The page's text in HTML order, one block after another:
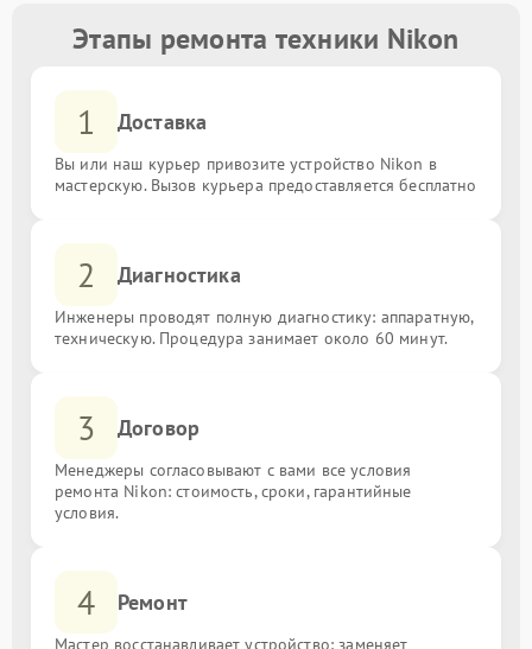
Этапы ремонта техники Nikon
1 Доставка
Вы или наш курьер привозите устройство Nikon в
мастерскую. Вызов курьера предоставляется бесплатно
2 Диагностика
Инженеры проводят полную диагностику: аппаратную,
техническую. Процедура занимает около 60 минут.
3 Договор
Менеджеры согласовывают с вами все условия
ремонта Nikon: стоимость, сроки, гарантийные
условия.
4 Ремонт
Мастер восстанавливает устройство: заменяет